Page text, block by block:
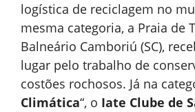
logística de reciclagem no
mesma categoria, a Praia de
Balneário Camboriú (SC),
lugar pelo trabalho de
costões rochosos. Já na
Climática“, o Iate Clube de